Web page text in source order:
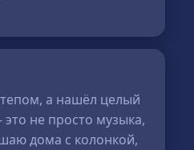
а нашёл целый
не просто музыка,
дома с колонкой,